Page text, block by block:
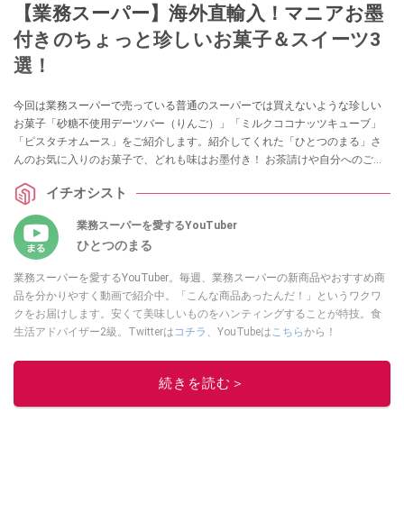
【業務スーパー】海外直輸入！マニアお墨
付きのちょっと珍しいお菓子＆スイーツ3
選！
今回は業務スーパーで売っている普通のスーパーでは買えないような珍しい
お菓子「砂糖不使用デーツバー（りんご）」「ミルクココナッツキューブ」
「ピスタチオムース」をご紹介します。紹介してくれた「ひとつのまる」さ
んのお気に入りのお菓子で、どれも味はお墨付き！ お茶請けや自分へのご褒
イチオシスト
業務スーパーを愛するYouTuber
ひとつのまる
業務スーパーを愛するYouTuber。毎週、業務スーパーの新商品やおすすめ商
品を分かりやすく動画で紹介中。「こんな商品あったんだ！」というワクワ
クをお届けします。安くて美味しいものをハンティングすることが特技。食
生活アドバイザー2級。Twitterは コチラ 、YouTubeは こちらから！
このイチオシストの他の記事を読む
続きを読む＞